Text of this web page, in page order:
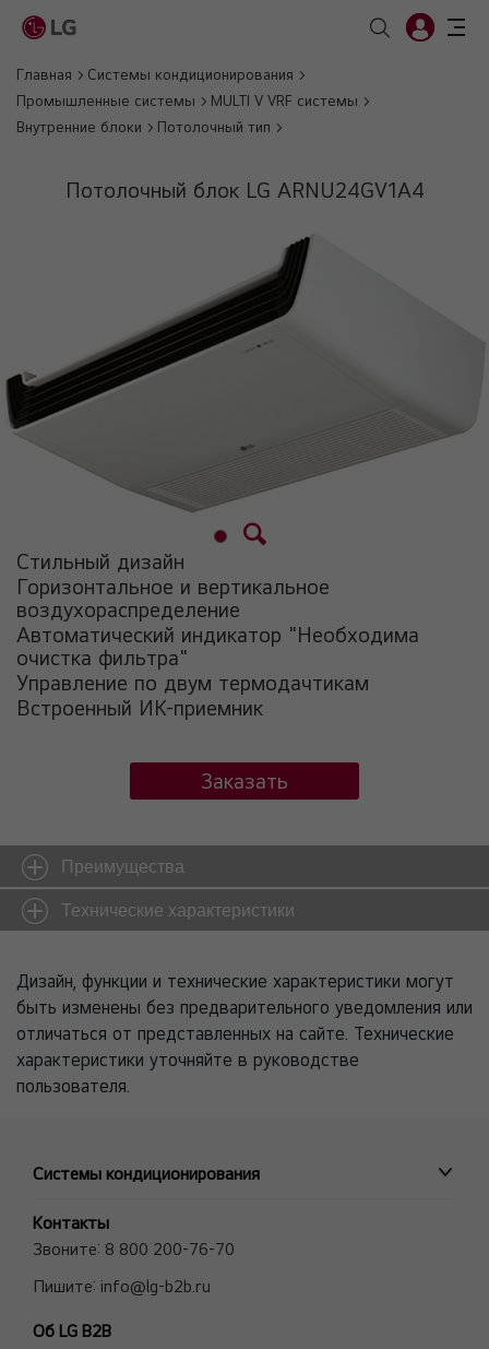
Главная
Системы кондиционирования
Промышленные системы
MULTI V VRF системы
Внутренние блоки
Потолочный тип
Потолочный блок LG ARNU24GV1A4
Стильный дизайн
Горизонтальное и вертикальное
воздухораспределение
Автоматический индикатор "Необходима
очистка фильтра"
Управление по двум термодачтикам
Встроенный ИК-приемник
Заказать
Преимущества
Технические характеристики
Дизайн, функции и технические характеристики могут
быть изменены без предварительного уведомления или
отличаться от представленных на сайте. Технические
характеристики уточняйте в руководстве
пользователя.
Системы кондиционирования
ПРОМЫШЛЕННЫЕ СИСТЕМЫ
MULTI V VRF системы
Полупромышленные сплит-системы
Холодильные Машины (Чиллеры)
Контакты
Звоните: 8 800 200-76-70
Пишите: info@lg-b2b.ru
Об LG B2B